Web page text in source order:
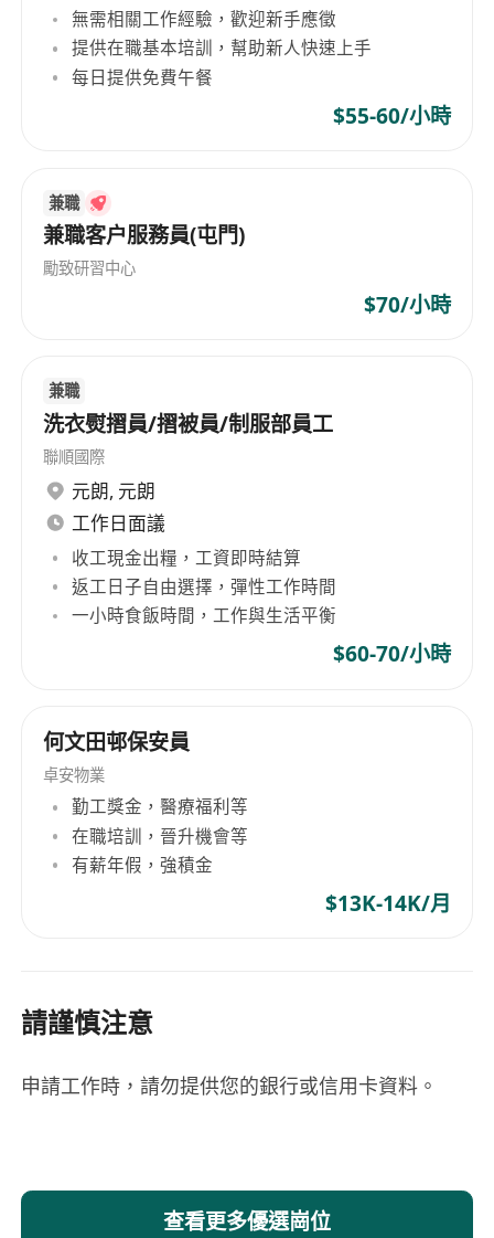
無需相關工作經驗，歡迎新手應徵
提供在職基本培訓，幫助新人快速上手
每日提供免費午餐
$55-60/小時
兼職
兼職客户服務員(屯門)
勵致研習中心
$70/小時
兼職
洗衣熨摺員/摺被員/制服部員工
聯順國際
元朗, 元朗
工作日面議
收工現金出糧，工資即時結算
返工日子自由選擇，彈性工作時間
一小時食飯時間，工作與生活平衡
$60-70/小時
何文田邨保安員
卓安物業
勤工獎金，醫療福利等
在職培訓，晉升機會等
有薪年假，強積金
$13K-14K/月
請謹慎注意
申請工作時，請勿提供您的銀行或信用卡資料。
查看更多優選崗位